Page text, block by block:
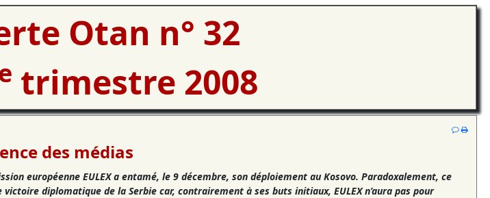
Otan n° 32
trimestre 2008
des médias
européenne EULEX a entamé, le 9 décembre, son déploiement au Kosovo. Paradoxalement, ce
diplomatique de la Serbie car, contrairement à ses buts initiaux, EULEX n’aura pas pour